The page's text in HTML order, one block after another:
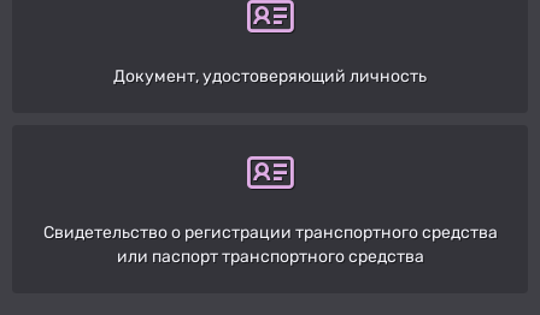
Документ, удостоверяющий личность
Свидетельство о регистрации транспортного средства
или паспорт транспортного средства